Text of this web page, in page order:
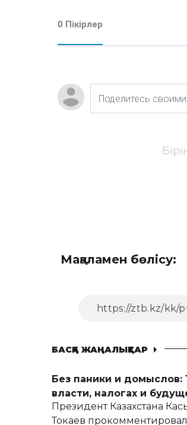
0 Пікірлер
Мақаламен бөлісу:
БАСҚА ЖАҢАЛЫҚТАР
Без паники и домыслов:
власти, налогах и
Президент Казахстана
Токаев